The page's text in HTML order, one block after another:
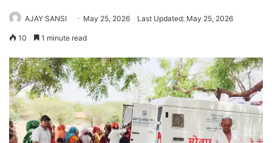
AJAY SANSI May 25, 2026 Last Updated: May 25, 2026
10 1 minute read